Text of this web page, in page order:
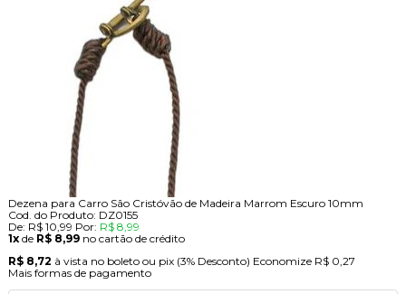
Dezena para Carro São Cristóvão de Madeira Marrom Escuro 10mm
Cod. do Produto: DZ0155
De: R$ 10,99 Por: R$ 8,99
1xde R$ 8,99 no cartão de crédito
R$ 8,72 à vista no boleto ou pix (3% Desconto) Economize R$ 0,27
Mais formas de pagamento